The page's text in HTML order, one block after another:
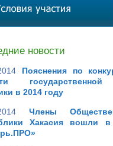
новости
Пояснения по
в 2014 году
Члены
Хакасия вошли